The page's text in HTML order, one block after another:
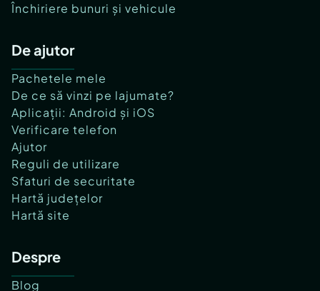
Închiriere bunuri și vehicule
De ajutor
Pachetele mele
De ce să vinzi pe lajumate?
Aplicații: Android și iOS
Verificare telefon
Ajutor
Reguli de utilizare
Sfaturi de securitate
Hartă județelor
Hartă site
Despre
Blog